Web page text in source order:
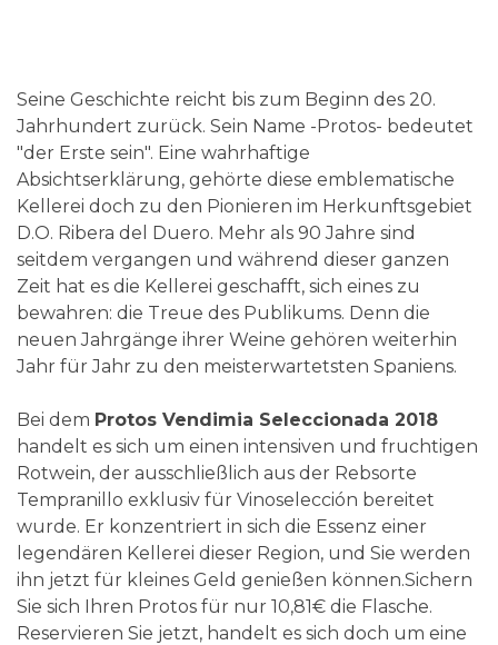
Seine Geschichte reicht bis zum Beginn des 20.
Jahrhundert zurück. Sein Name -Protos- bedeutet
"der Erste sein". Eine wahrhaftige
Absichtserklärung, gehörte diese emblematische
Kellerei doch zu den Pionieren im Herkunftsgebiet
D.O. Ribera del Duero. Mehr als 90 Jahre sind
seitdem vergangen und während dieser ganzen
Zeit hat es die Kellerei geschafft, sich eines zu
bewahren: die Treue des Publikums. Denn die
neuen Jahrgänge ihrer Weine gehören weiterhin
Jahr für Jahr zu den meisterwartetsten Spaniens.
Bei dem Protos Vendimia Seleccionada 2018
handelt es sich um einen intensiven und fruchtigen
Rotwein, der ausschließlich aus der Rebsorte
Tempranillo exklusiv für Vinoselección bereitet
wurde. Er konzentriert in sich die Essenz einer
legendären Kellerei dieser Region, und Sie werden
ihn jetzt für kleines Geld genießen können.Sichern
Sie sich Ihren Protos für nur 10,81€ die Flasche.
Reservieren Sie jetzt, handelt es sich doch um eine